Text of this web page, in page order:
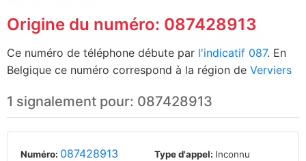
Origine du numéro: 087428913
Ce numéro de téléphone débute par l'indicatif 087. En
Belgique ce numéro correspond à la région de Verviers
1 signalement pour: 087428913
Numéro: 087428913 Type d'appel: Inconnu